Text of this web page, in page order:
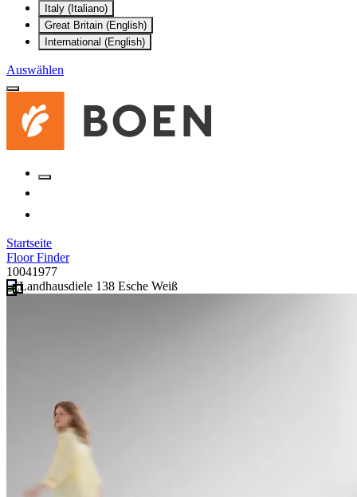
Italy (Italiano)
Great Britain (English)
International (English)
Auswählen
Startseite
Floor Finder
10041977